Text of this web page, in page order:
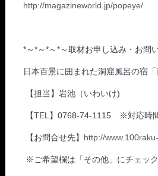
http://magazineworld.jp/popeye/
*～*～*～*～取材お申し込み・お問
日本百景に囲まれた洞窟風呂の宿
【担当】岩池（いわいけ)
【TEL】0768-74-1115 ※対応時
【お問合せ先】 http://
※ご希望欄は「その他」にチェッ